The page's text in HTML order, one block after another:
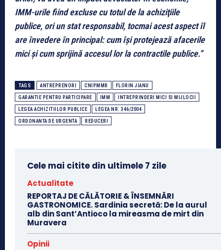
IMM-urile fiind excluse cu totul de la achiziţiile
publice, ori un stat responsabil, tocmai acest aspect îl
are învedere în principal: cum îşi protejează afacerile
mici şi cum sprijină accesul lor la contractile publice.”
TAGS ANTREPRENORI CNIPMMR FLORIN JIANU
GARANTIE PENTRU PARTICIPARE IMM INTREPRINDERI MICI SI MIJLOCII
LEGEA ACHIZITIILOR PUBLICE LEGEA NR. 346/2004
ORDONANTA DE URGENTA REDUCERI
Cele mai citite din ultimele 7 zile
Actualitate
REPORTAJ DE CĂLĂTORIE & ÎNSEMNĂRI
GASTRONOMICE. Sardinia secretă: De la aurul
alb din Sant’Antioco la mireasma de mirt din
Muravera
Opinii